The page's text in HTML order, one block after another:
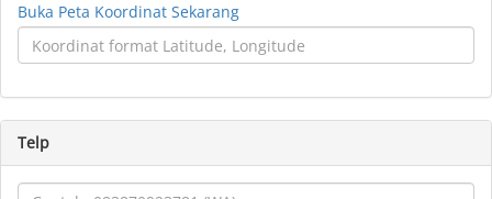
Buka Peta Koordinat Sekarang
Telp